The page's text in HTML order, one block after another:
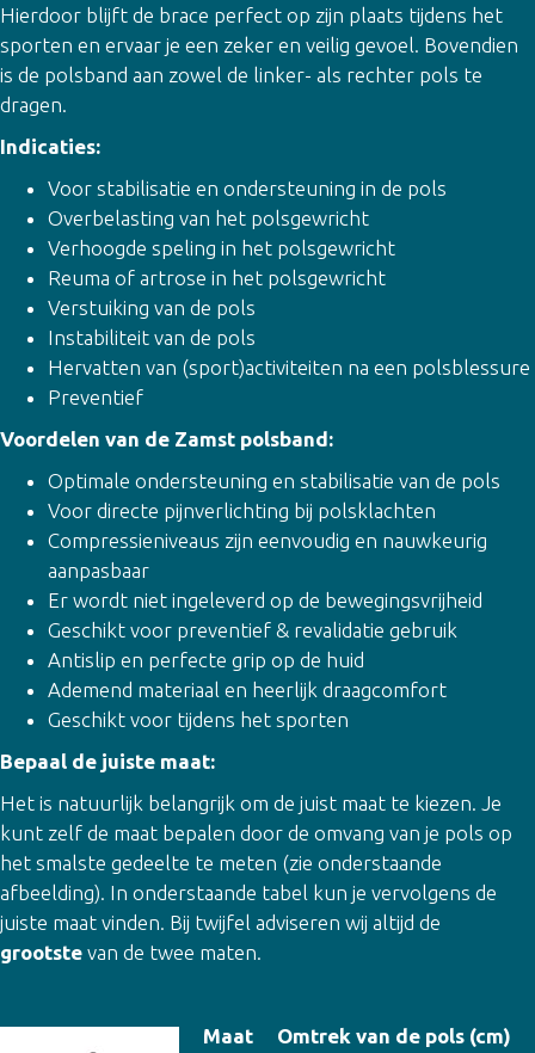
Hierdoor blijft de brace perfect op zijn plaats tijdens het
sporten en ervaar je een zeker en veilig gevoel. Bovendien
is de polsband aan zowel de linker- als rechter pols te
dragen.
Indicaties:
Voor stabilisatie en ondersteuning in de pols
Overbelasting van het polsgewricht
Verhoogde speling in het polsgewricht
Reuma of artrose in het polsgewricht
Verstuiking van de pols
Instabiliteit van de pols
Hervatten van (sport)activiteiten na een polsblessure
Preventief
Voordelen van de Zamst polsband:
Optimale ondersteuning en stabilisatie van de pols
Voor directe pijnverlichting bij polsklachten
Compressieniveaus zijn eenvoudig en nauwkeurig
aanpasbaar
Er wordt niet ingeleverd op de bewegingsvrijheid
Geschikt voor preventief & revalidatie gebruik
Antislip en perfecte grip op de huid
Ademend materiaal en heerlijk draagcomfort
Geschikt voor tijdens het sporten
Bepaal de juiste maat:
Het is natuurlijk belangrijk om de juist maat te kiezen. Je
kunt zelf de maat bepalen door de omvang van je pols op
het smalste gedeelte te meten (zie onderstaande
afbeelding). In onderstaande tabel kun je vervolgens de
juiste maat vinden. Bij twijfel adviseren wij altijd de
grootste van de twee maten.
Maat Omtrek van de pols (cm)